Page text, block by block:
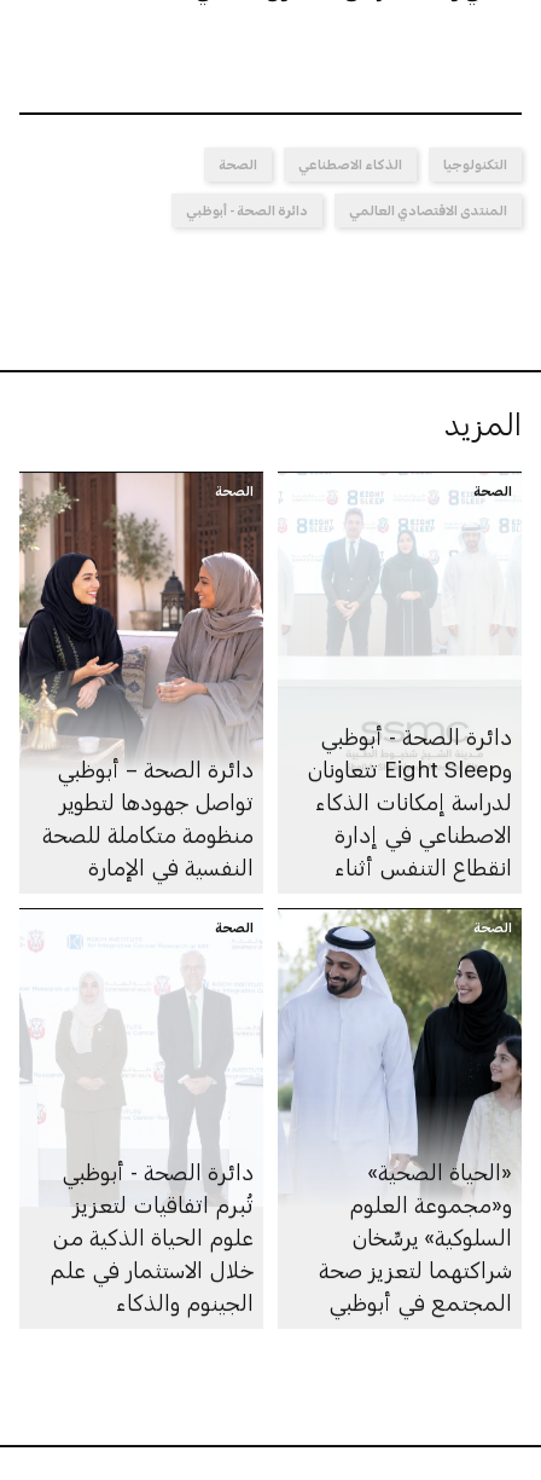
التكنولوجيا الذكاء الاصطناعي الصحة
المنتدى الاقتصادي العالمي دائرة الصحة - أبوظبي
المزيد
الصحة
دائرة الصحة - أبوظبي
وEight Sleep تتعاونان
لدراسة إمكانات الذكاء
الاصطناعي في إدارة
انقطاع التنفس أثناء
الصحة
دائرة الصحة – أبوظبي
تواصل جهودها لتطوير
منظومة متكاملة للصحة
النفسية في الإمارة
الصحة
«الحياة الصحية»
و«مجموعة العلوم
السلوكية» يرسِّخان
شراكتهما لتعزيز صحة
المجتمع في أبوظبي
الصحة
دائرة الصحة - أبوظبي
تُبرم اتفاقيات لتعزيز
علوم الحياة الذكية من
خلال الاستثمار في علم
الجينوم والذكاء